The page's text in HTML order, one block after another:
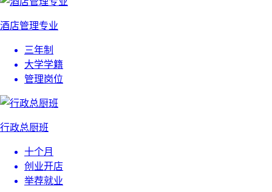
酒店管理专业
三年制
大学学籍
管理岗位
行政总厨班
十个月
创业开店
举荐就业